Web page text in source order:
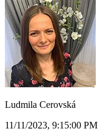
Ludmila Cerovská
11/11/2023, 9:15:00 PM